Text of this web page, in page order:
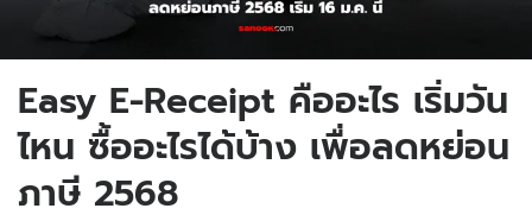
Easy E-Receipt คืออะไร เริ่มวัน
ไหน ซื้ออะไรได้บ้าง เพื่อลดหย่อน
ภาษี 2568